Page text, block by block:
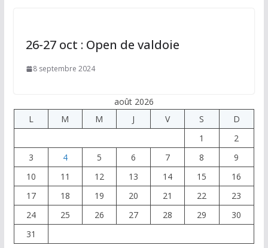
26-27 oct : Open de valdoie
8 septembre 2024
août 2026
L
M M J V S
D
1
2
3
4 5 6 7 8
9
10
11 12 13 14 15
16
17
18 19 20 21 22
23
24
25 26 27 28 29
30
31